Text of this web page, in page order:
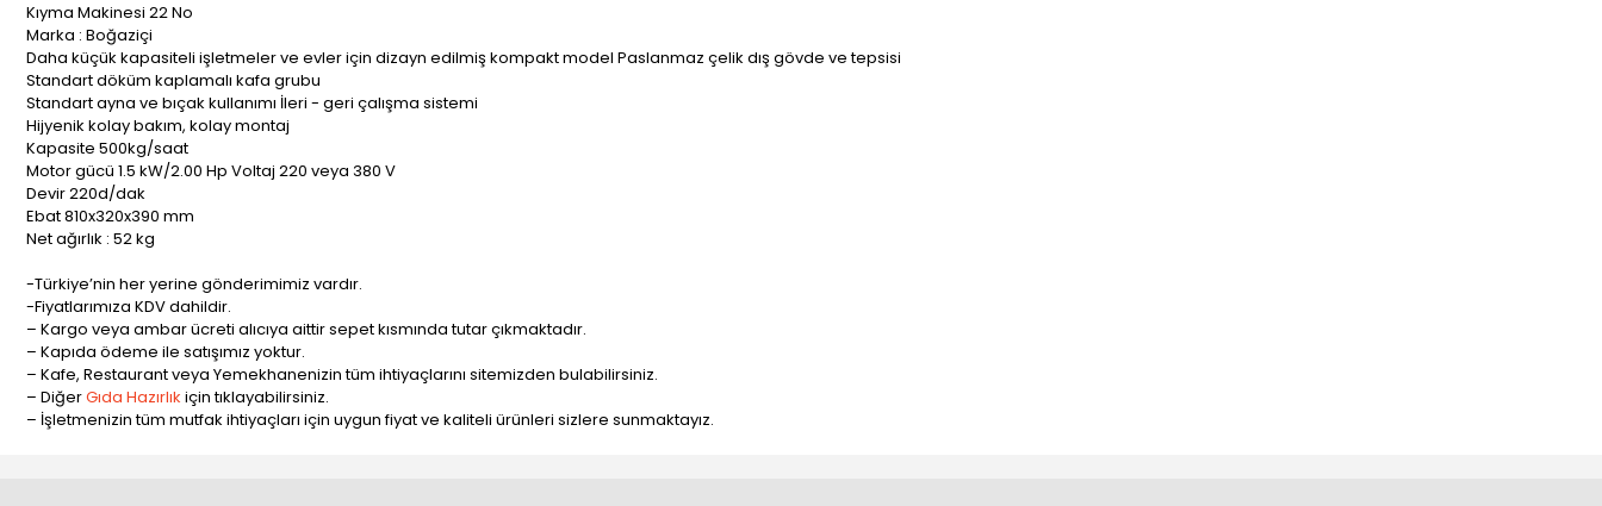
Kıyma Makinesi 22 No
Marka : Boğaziçi
Daha küçük kapasiteli işletmeler ve evler için dizayn edilmiş kompakt model Paslanmaz çelik dış gövde ve tepsisi
Standart döküm kaplamalı kafa grubu
Standart ayna ve bıçak kullanımı İleri - geri çalışma sistemi
Hijyenik kolay bakım, kolay montaj
Kapasite 500kg/saat
Motor gücü 1.5 kW/2.00 Hp Voltaj 220 veya 380 V
Devir 220d/dak
Ebat 810x320x390 mm
Net ağırlık : 52 kg
-Türkiye’nin her yerine gönderimimiz vardır.
-Fiyatlarımıza KDV dahildir.
– Kargo veya ambar ücreti alıcıya aittir sepet kısmında tutar çıkmaktadır.
– Kapıda ödeme ile satışımız yoktur.
– Kafe, Restaurant veya Yemekhanenizin tüm ihtiyaçlarını sitemizden bulabilirsiniz.
– DiğerGıda Hazırlık için tıklayabilirsiniz.
– İşletmenizin tüm mutfak ihtiyaçları için uygun fiyat ve kaliteli ürünleri sizlere sunmaktayız.